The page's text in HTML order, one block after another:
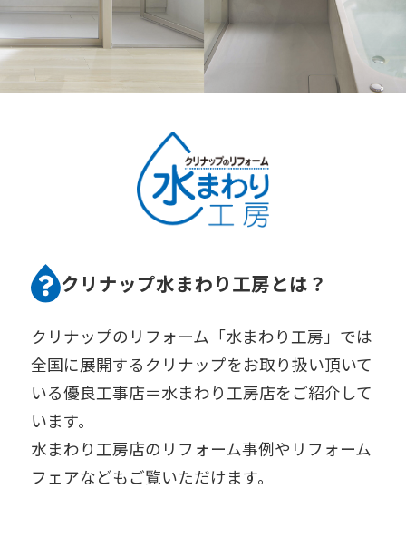
クリナップ水まわり工房とは？
クリナップのリフォーム「水まわり工房」では
全国に展開するクリナップをお取り扱い頂いて
いる優良工事店＝水まわり工房店をご紹介して
います。
水まわり工房店のリフォーム事例やリフォーム
フェアなどもご覧いただけます。